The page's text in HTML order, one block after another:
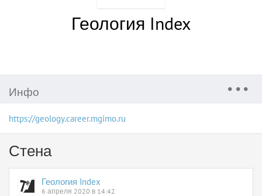
Геология Index
Инфо
https://geology.career.mgimo.ru
Стена
Геология Index
6 апреля 2020 в 14:42